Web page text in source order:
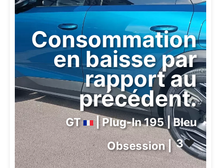
Consommation
en baisse par
rapport au
précédent.
GT
| Plug-In 195 | Bleu
Obsession |3❤️